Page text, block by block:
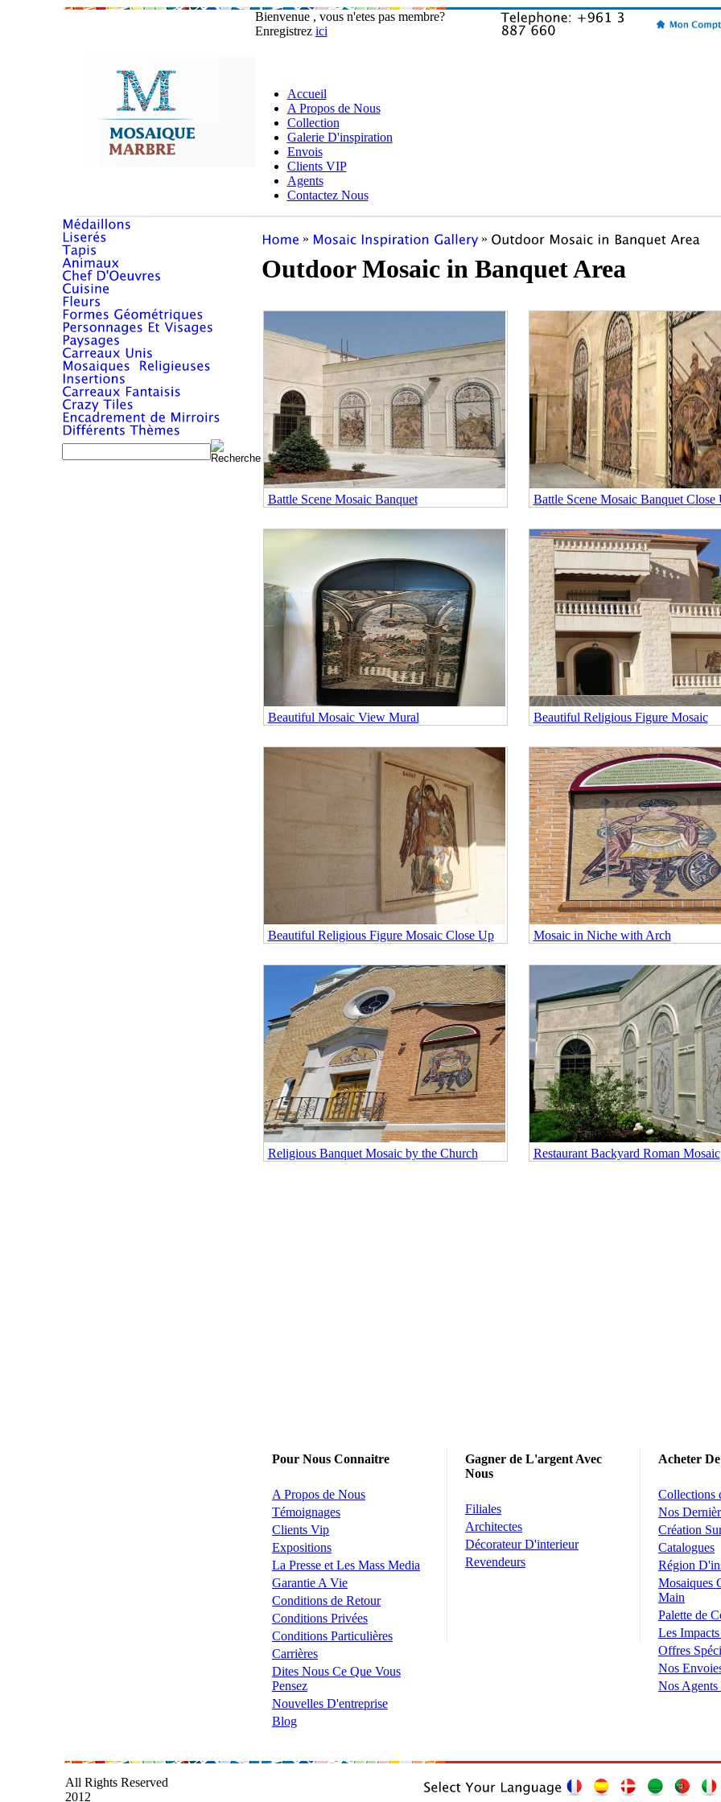
Bienvenue , vous n'etes pas membre?
Enregistrez ici
Accueil
A Propos de Nous
Collection
Galerie D'inspiration
Envois
Clients VIP
Agents
Contactez Nous
» »
Outdoor Mosaic in Banquet Area
Battle Scene Mosaic Banquet Battle Scene Mosaic Banquet Close
Beautiful Mosaic View Mural Beautiful Religious Figure Mosaic
Beautiful Religious Figure Mosaic Close Up Mosaic in Niche with Arch
Religious Banquet Mosaic by the Church Restaurant Backyard Roman Mosaic
Pour Nous Connaitre
A Propos de Nous
Témoignages
Clients Vip
Expositions
La Presse et Les Mass Media
Garantie A Vie
Conditions de Retour
Conditions Privées
Conditions Particulières
Carrières
Dites Nous Ce Que Vous
Pensez
Nouvelles D'entreprise
Blog
Gagner de L'argent Avec
Nous
Filiales
Architectes
Décorateur D'interieur
Revendeurs
Acheter
Collections
Nos
Création
Catalogues
Région
Mosaiques
Main
Palette de
Les
Offres
Nos
Nos
All Rights Reserved
2012